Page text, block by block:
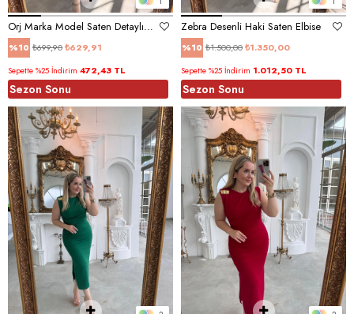
Orj Marka Model Saten Detaylı Mavi Elbise
%10 ₺629,91
₺699,90
Sepette %25 İndirim 472,43 TL
Sezon Sonu
Zebra Desenli Haki Saten Elbise
%10 ₺1.350,00
₺1.500,00
Sepette %25 İndirim 1.012,50 TL
Sezon Sonu